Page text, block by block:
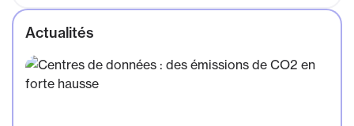
Actualités